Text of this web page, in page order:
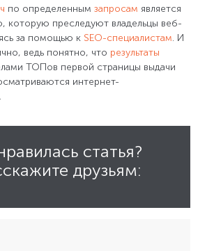
по определенным запросам является
которую преследуют владельцы веб-
за помощью к SEO-специалистам . И
ведь понятно, что результаты
ТОПов первой страницы выдачи
интернет-
статья?
друзьям: